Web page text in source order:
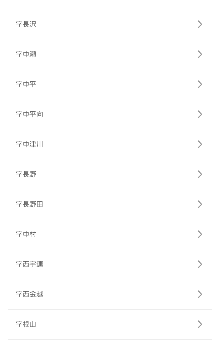
字長沢
字中瀬
字中平
字中平向
字中津川
字長野
字長野田
字中村
字西宇連
字西金越
字根山